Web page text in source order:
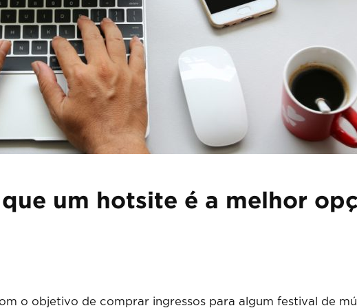
um hotsite é a melhor
o objetivo de comprar ingressos para algum festival de